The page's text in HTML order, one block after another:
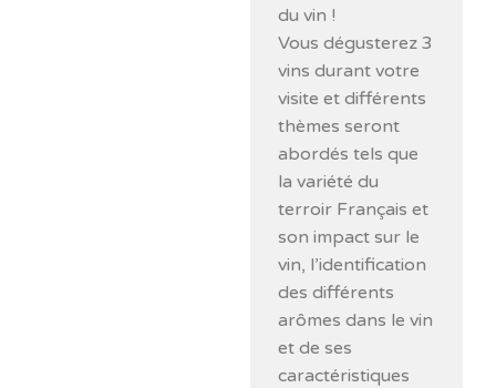
du vin !
Vous dégusterez 3
vins durant votre
visite et différents
thèmes seront
abordés tels que
la variété du
terroir Français et
son impact sur le
vin, l’identification
des différents
arômes dans le vin
et de ses
caractéristiques